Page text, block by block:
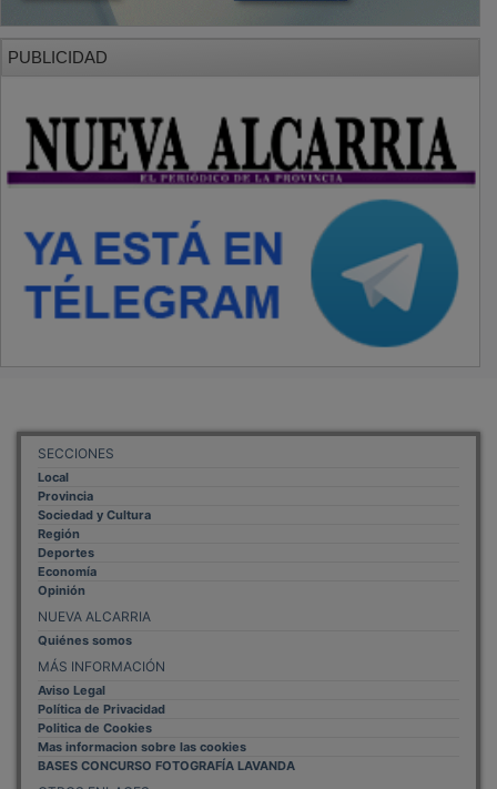
SECCIONES
Local
Provincia
Sociedad y Cultura
Región
Deportes
Economía
Opinión
NUEVA ALCARRIA
Quiénes somos
MÁS INFORMACIÓN
Aviso Legal
Política de Privacidad
Politica de Cookies
Mas informacion sobre las cookies
BASES CONCURSO FOTOGRAFÍA LAVANDA
OTROS ENLACES